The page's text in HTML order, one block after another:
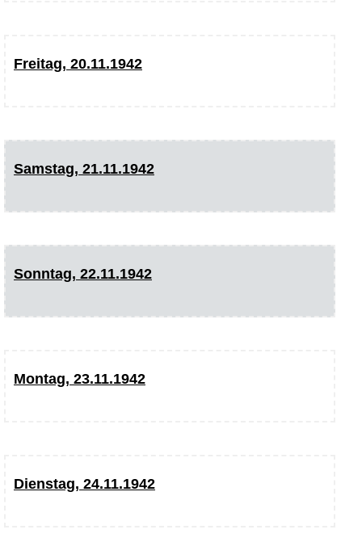
Freitag, 20.11.1942
Samstag, 21.11.1942
Sonntag, 22.11.1942
Montag, 23.11.1942
Dienstag, 24.11.1942